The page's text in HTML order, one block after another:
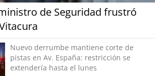
de Seguridad frustró
Nuevo derrumbe mantiene corte de
pistas en Av. España: restricción se
extendería hasta el lunes